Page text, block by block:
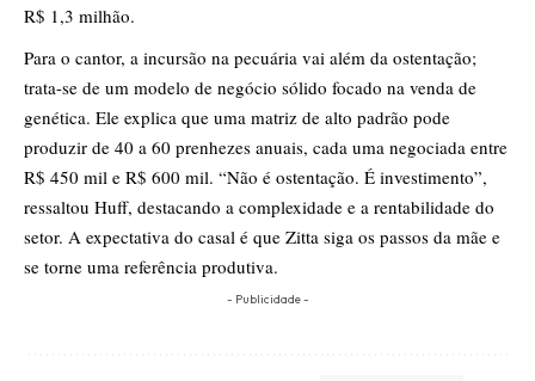
R$ 1,3 milhão.
Para o cantor, a incursão na pecuária vai além da ostentação;
trata-se de um modelo de negócio sólido focado na venda de
genética. Ele explica que uma matriz de alto padrão pode
produzir de 40 a 60 prenhezes anuais, cada uma negociada entre
R$ 450 mil e R$ 600 mil. “Não é ostentação. É investimento”,
ressaltou Huff, destacando a complexidade e a rentabilidade do
setor. A expectativa do casal é que Zitta siga os passos da mãe e
se torne uma referência produtiva.
- Publicidade -